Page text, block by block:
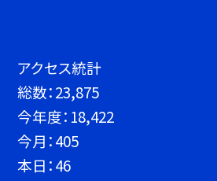
アクセス統計
総数：23,875
今年度： 18,422
今月：405
本日：46